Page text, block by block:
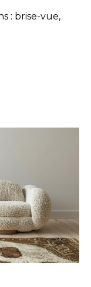
: brise-vue,